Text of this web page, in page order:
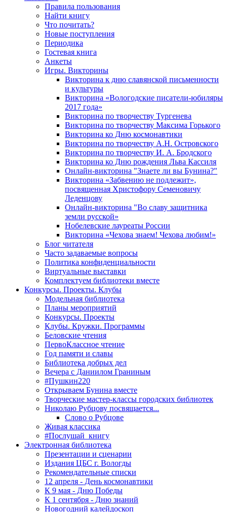
Правила пользования
Найти книгу
Что почитать?
Новые поступления
Периодика
Гостевая книга
Анкеты
Игры. Викторины
Викторина к дню славянской письменности
и культуры
Викторина «Вологодские писатели-юбиляры
2017 года»
Викторина по творчеству Тургенева
Викторина по творчеству Максима Горького
Викторина ко Дню космонавтики
Викторина по творчеству А.Н. Островского
Викторина по творчеству И. А. Бродского
Викторина ко Дню рождения Льва Кассиля
Онлайн-викторина "Знаете ли вы Бунина?"
Викторина «Забвению не подлежит»,
посвященная Христофору Семеновичу
Леденцову
Онлайн-викторина "Во славу защитника
земли русской»
Нобелевские лауреаты России
Викторина «Чехова знаем! Чехова любим!»
Блог читателя
Часто задаваемые вопросы
Политика конфиденциальности
Виртуальные выставки
Комплектуем библиотеки вместе
Конкурсы. Проекты. Клубы
Модельная библиотека
Планы мероприятий
Конкурсы. Проекты
Клубы. Кружки. Программы
Беловские чтения
ПервоКлассное чтение
Год памяти и славы
Библиотека добрых дел
Вечера с Даниилом Граниным
#Пушкин220
Открываем Бунина вместе
Творческие мастер-классы городских библиотек
Николаю Рубцову посвящается...
Слово о Рубцове
Живая классика
#Послушай_книгу
Электронная библиотека
Презентации и сценарии
Издания ЦБС г. Вологды
Рекомендательные списки
12 апреля - День космонавтики
К 9 мая - Дню Победы
К 1 сентября - Дню знаний
Новогодний калейдоскоп